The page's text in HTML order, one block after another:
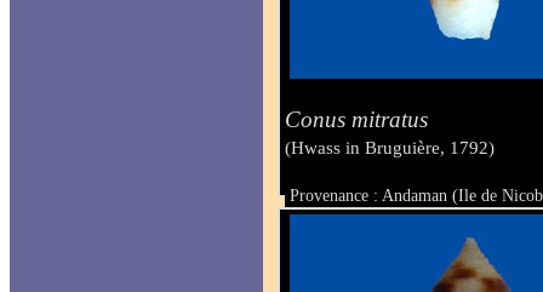
Conus mitratus
(Hwass in Bruguière, 1792)
Provenance : Andaman (Ile de
Taille : 14 mm